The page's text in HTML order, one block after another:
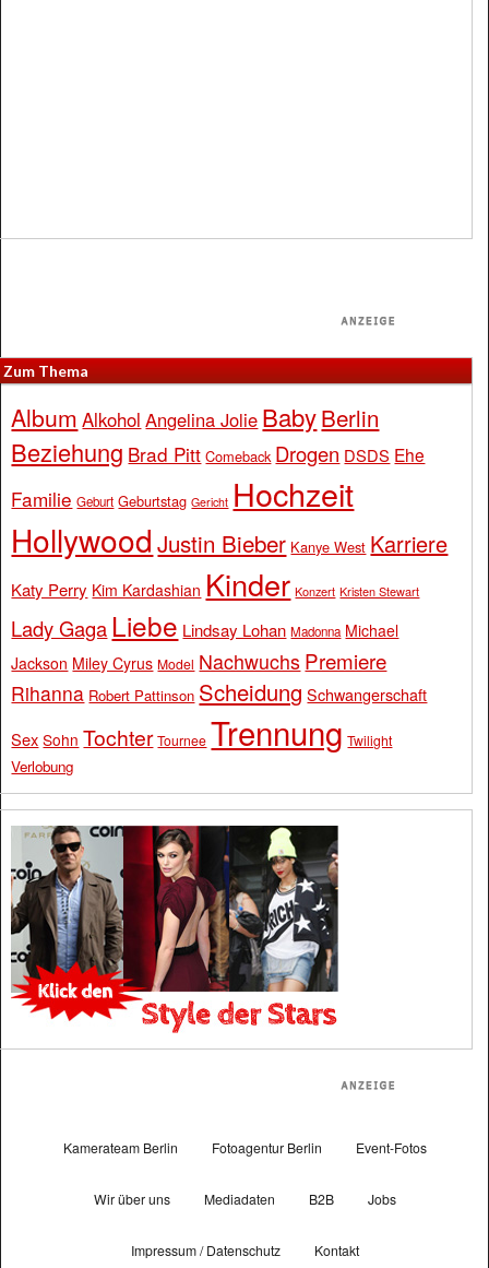
Zum Thema
Album Alkohol Angelina Jolie BabyBerlin
Beziehung Brad Pitt Comeback Drogen DSDS Ehe
Familie Geburt Geburtstag Gericht Hochzeit
Hollywood Justin Bieber Kanye West Karriere
Katy Perry Kim Kardashian Kinder Konzert Kristen Stewart
Lady Gaga Liebe Lindsay Lohan Madonna Michael
Jackson Miley Cyrus Model Nachwuchs Premiere
Rihanna Robert Pattinson Scheidung Schwangerschaft
Sex Sohn Tochter Tournee Trennung Twilight
Verlobung
Kamerateam Berlin Fotoagentur Berlin Event-Fotos
Wir über uns Mediadaten B2B Jobs
Impressum / Datenschutz Kontakt